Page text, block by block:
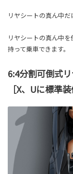
リヤシートの真ん中だ
リヤシートの真ん中
持って乗車できます。
6:4分割可倒式
［X、Uに標準装